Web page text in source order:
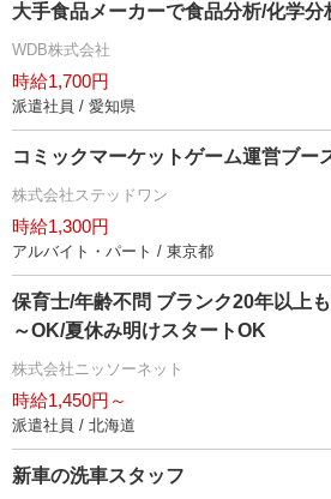
大手食品メーカーで食品分析/化学分
WDB株式会社
時給1,700円
派遣社員 / 愛知県
コミックマーケットゲーム運営ブー
株式会社ステッドワン
時給1,300円
アルバイト・パート / 東京都
保育士/年齢不問 ブランク20年以上
～OK/夏休み明けスタートOK
株式会社ニッソーネット
時給1,450円～
派遣社員 / 北海道
新車の洗車スタッフ